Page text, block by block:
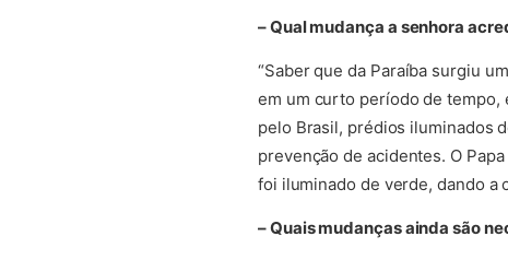
– Qual mudança a senhora
“Saber que da Paraíba surgiu
em um curto período de tempo,
pelo Brasil, prédios iluminados
prevenção de acidentes. O
foi iluminado de verde, dando a
– Quais mudanças ainda são